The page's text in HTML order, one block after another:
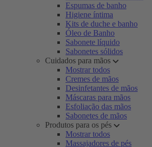
Espumas de banho
Higiene íntima
Kits de duche e banho
Óleo de Banho
Sabonete líquido
Sabonetes sólidos
Cuidados para mãos
Mostrar todos
Cremes de mãos
Desinfetantes de mãos
Máscaras para mãos
Esfoliação das mãos
Sabonetes de mãos
Produtos para os pés
Mostrar todos
Massajadores de pés